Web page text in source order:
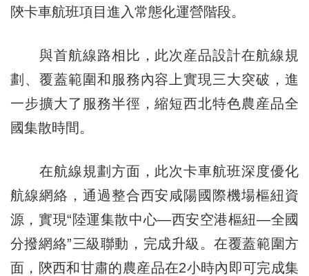
陝卡車航班項目進入常態化運營階段。
與首航線路相比，此次産品設計在航線規
劃、覆蓋範圍和服務內容上實現三大突破，進
一步擴大了服務半徑，縮短西北特色農産品全
國集散時間。
在航線規劃方面，此次卡車航班深度優化
航線網絡，通過整合西安咸陽國際機場樞紐資
源，實現“陸運集散中心—西安空港樞紐—全國
分撥網絡”三級聯動，完成升級。在覆蓋範圍方
面，陝西和甘肅的農産品在2小時內即可完成集